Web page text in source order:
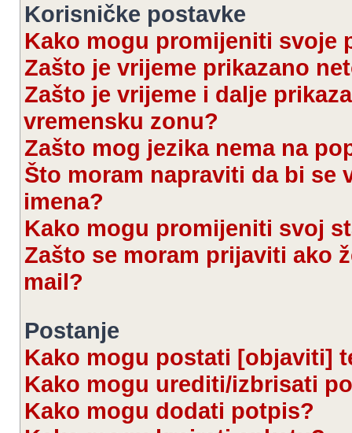
Korisničke postavke
Kako mogu promijeniti svoje
Zašto je vrijeme prikazano
Zašto je vrijeme i dalje
vremensku zonu?
Zašto mog jezika nema na
Što moram napraviti da bi
imena?
Kako mogu promijeniti svoj
Zašto se moram prijaviti ako
mail?
Postanje
Kako mogu postati [objaviti]
Kako mogu urediti/izbrisati
Kako mogu dodati potpis?